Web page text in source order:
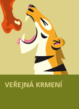
VEŘEJNÁ KRMENÍ